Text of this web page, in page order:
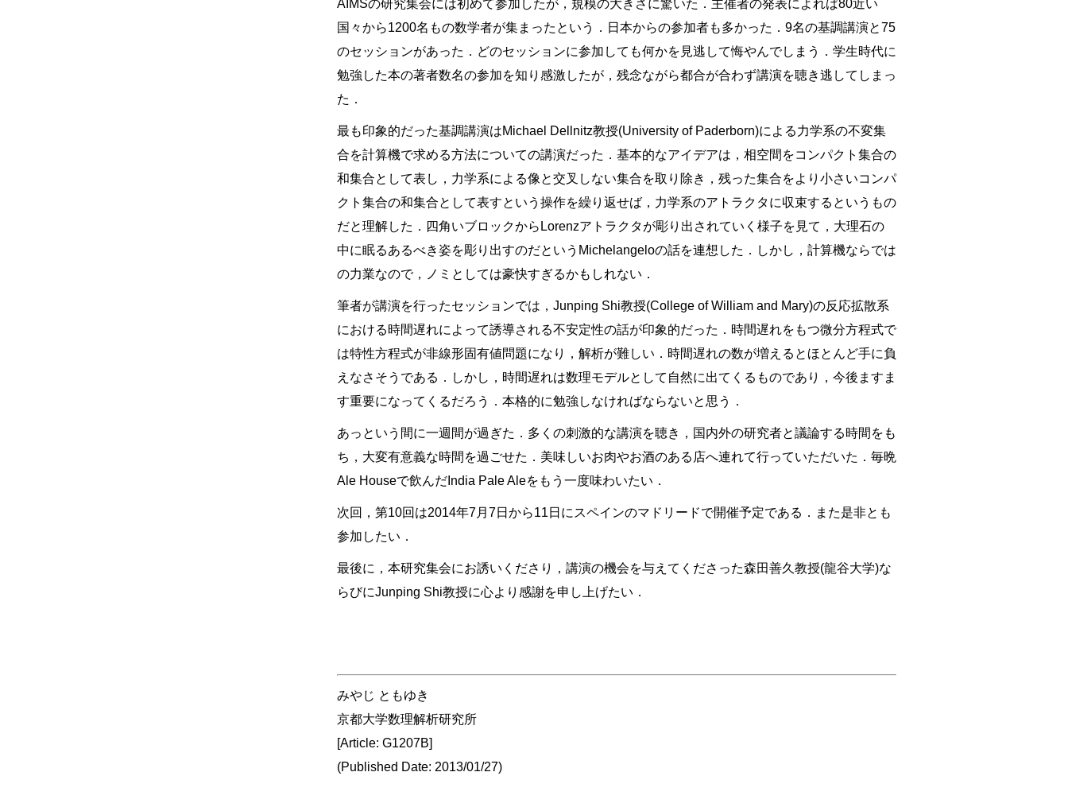
AIMSの研究集会には初めて参加したが，規模の大きさに驚いた．主催者の発表によれば80近い
国々から1200名もの数学者が集まったという．日本からの参加者も多かった．9名の基調講演と75
のセッションがあった．どのセッションに参加しても何かを見逃して悔やんでしまう．学生時代に
勉強した本の著者数名の参加を知り感激したが，残念ながら都合が合わず講演を聴き逃してしまっ
た．
最も印象的だった基調講演はMichael Dellnitz教授(University of Paderborn)による力学系の不変集
合を計算機で求める方法についての講演だった．基本的なアイデアは，相空間をコンパクト集合の
和集合として表し，力学系による像と交叉しない集合を取り除き，残った集合をより小さいコンパ
クト集合の和集合として表すという操作を繰り返せば，力学系のアトラクタに収束するというもの
だと理解した．四角いブロックからLorenzアトラクタが彫り出されていく様子を見て，大理石の
中に眠るあるべき姿を彫り出すのだというMichelangeloの話を連想した．しかし，計算機ならでは
の力業なので，ノミとしては豪快すぎるかもしれない．
筆者が講演を行ったセッションでは，Junping Shi教授(College of William and Mary)の反応拡散系
における時間遅れによって誘導される不安定性の話が印象的だった．時間遅れをもつ微分方程式で
は特性方程式が非線形固有値問題になり，解析が難しい．時間遅れの数が増えるとほとんど手に負
えなさそうである．しかし，時間遅れは数理モデルとして自然に出てくるものであり，今後ますま
す重要になってくるだろう．本格的に勉強しなければならないと思う．
あっという間に一週間が過ぎた．多くの刺激的な講演を聴き，国内外の研究者と議論する時間をも
ち，大変有意義な時間を過ごせた．美味しいお肉やお酒のある店へ連れて行っていただいた．毎晩
Ale Houseで飲んだIndia Pale Aleをもう一度味わいたい．
次回，第10回は2014年7月7日から11日にスペインのマドリードで開催予定である．また是非とも
参加したい．
最後に，本研究集会にお誘いくださり，講演の機会を与えてくださった森田善久教授(龍谷大学)な
らびにJunping Shi教授に心より感謝を申し上げたい．
みやじ ともゆき
京都大学数理解析研究所
[Article: G1207B]
(Published Date: 2013/01/27)